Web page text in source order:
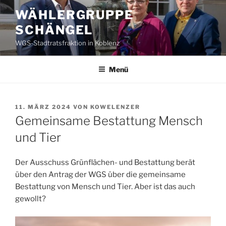
Zum
Inhalt
springen
WÄHLERGRUPPE
SCHÄNGEL
WGS-Stadtratsfraktion in Koblenz
Menü
VERÖFFENTLICHT
AM
11. MÄRZ 2024 VON KOWELENZER
Gemeinsame Bestattung Mensch
und Tier
Der Ausschuss Grünflächen- und Bestattung berät
über den Antrag der WGS über die gemeinsame
Bestattung von Mensch und Tier. Aber ist das auch
gewollt?